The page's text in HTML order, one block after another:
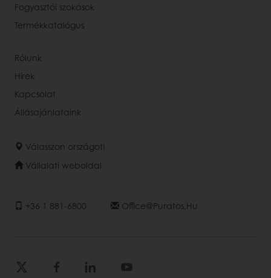
Fogyasztói szokások
Termékkatalógus
Rólunk
Hírek
Kapcsolat
Állásajánlataink
Válasszon országot!
Vállalati weboldal
+36 1 881-6800 Office@puratos.hu